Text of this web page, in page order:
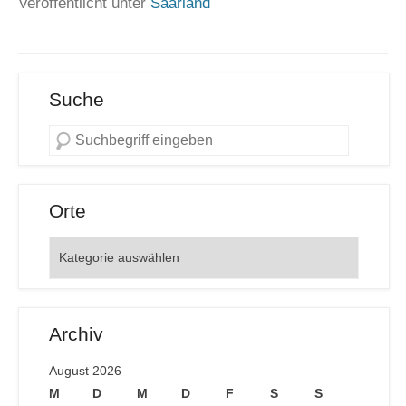
Suche
Orte
Archiv
August 2026
M
D M D F S S